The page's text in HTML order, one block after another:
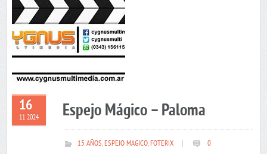
16
11 2024 Espejo Mágico – Paloma
15 AÑOS,ESPEJO MAGICO,FOTERIX 0